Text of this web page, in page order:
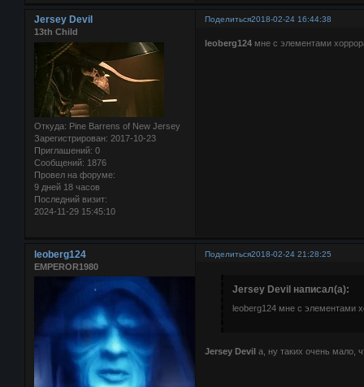
Поделиться2018-02-24 16:44:38
Jersey Devil
13th Child
Откуда: Pine Barrens of New Jersey
Зарегистрирован: 2017-10-23
Приглашений: 0
Сообщений: 1876
Провел на форуме:
9 дней 18 часов
Последний визит:
2024-11-29 15:45:10
leoberg124 мне с элементами
Поделиться2018-02-24 21:28:25
leoberg124
EMPEROR1980
Jersey Devil написал(а):
leoberg124 мне с элементами
Jersey Devil а, ну таких очень мало,